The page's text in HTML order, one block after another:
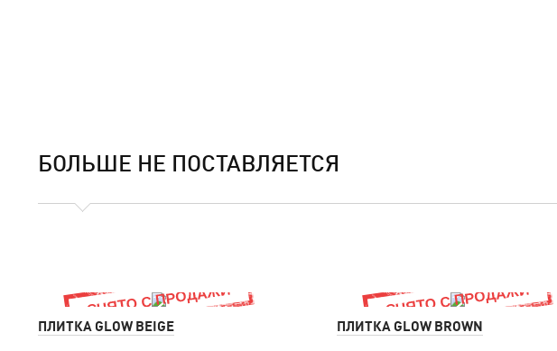
БОЛЬШЕ НЕ ПОСТАВЛЯЕТСЯ
ПЛИТКА GLOW BEIGE ПЛИТКА GLOW BROWN